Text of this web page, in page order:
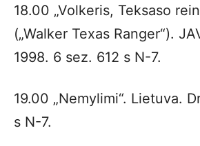
18.00 „Volkeris, Teksaso
(„Walker Texas Ranger“).
1998. 6 sez. 612 s N-7.
19.00 „Nemylimi“. Lietuva.
s N-7.